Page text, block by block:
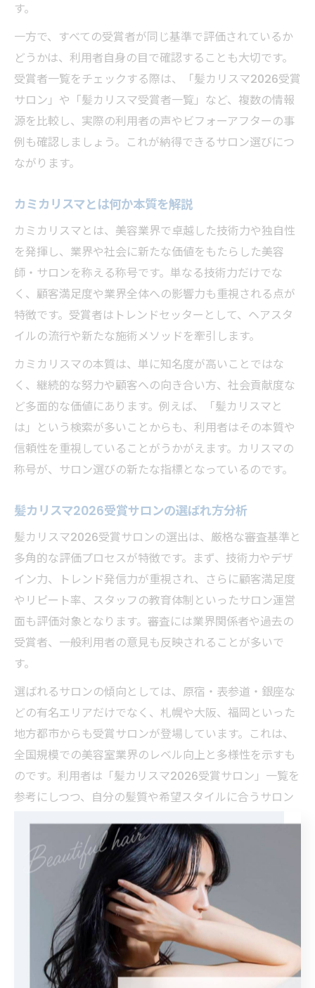
す。
一方で、すべての受賞者が同じ基準で評価されているか
どうかは、利用者自身の目で確認することも大切です。
受賞者一覧をチェックする際は、「髪カリスマ2026受賞
サロン」や「髪カリスマ受賞者一覧」など、複数の情報
源を比較し、実際の利用者の声やビフォーアフターの事
例も確認しましょう。これが納得できるサロン選びにつ
ながります。
カミカリスマとは何か本質を解説
カミカリスマとは、美容業界で卓越した技術力や独自性
を発揮し、業界や社会に新たな価値をもたらした美容
師・サロンを称える称号です。単なる技術力だけでな
く、顧客満足度や業界全体への影響力も重視される点が
特徴です。受賞者はトレンドセッターとして、ヘアスタ
イルの流行や新たな施術メソッドを牽引します。
カミカリスマの本質は、単に知名度が高いことではな
く、継続的な努力や顧客への向き合い方、社会貢献度な
ど多面的な価値にあります。例えば、「髪カリスマと
は」という検索が多いことからも、利用者はその本質や
信頼性を重視していることがうかがえます。カリスマの
称号が、サロン選びの新たな指標となっているのです。
髪カリスマ2026受賞サロンの選ばれ方分析
髪カリスマ2026受賞サロンの選出は、厳格な審査基準と
多角的な評価プロセスが特徴です。まず、技術力やデザ
イン力、トレンド発信力が重視され、さらに顧客満足度
やリピート率、スタッフの教育体制といったサロン運営
面も評価対象となります。審査には業界関係者や過去の
受賞者、一般利用者の意見も反映されることが多いで
す。
選ばれるサロンの傾向としては、原宿・表参道・銀座な
どの有名エリアだけでなく、札幌や大阪、福岡といった
地方都市からも受賞サロンが登場しています。これは、
全国規模での美容室業界のレベル向上と多様性を示すも
のです。利用者は「髪カリスマ2026受賞サロン」一覧を
参考にしつつ、自分の髪質や希望スタイルに合うサロン
信頼できるカリスマ美容師の選び
方ガイド
美容室カリスマで信頼できる美容師を見抜く